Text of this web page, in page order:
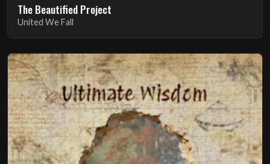
The Beautified Project
United We Fall